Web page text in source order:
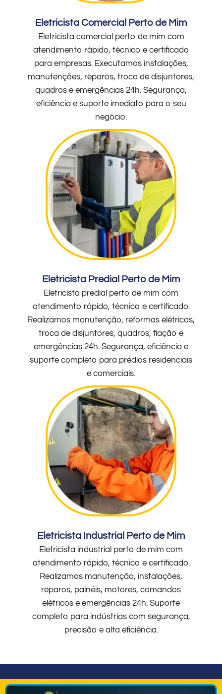
Eletricista Comercial Perto de Mim
Eletricista comercial perto de mim com
atendimento rápido, técnico e certificado
para empresas. Executamos instalações,
manutenções, reparos, troca de disjuntores,
quadros e emergências 24h. Segurança,
eficiência e suporte imediato para o seu
negócio.
Eletricista Predial Perto de Mim
Eletricista predial perto de mim com
atendimento rápido, técnico e certificado.
Realizamos manutenção, reformas elétricas,
troca de disjuntores, quadros, fiação e
emergências 24h. Segurança, eficiência e
suporte completo para prédios residenciais
e comerciais.
Eletricista Industrial Perto de Mim
Eletricista industrial perto de mim com
atendimento rápido, técnico e certificado.
Realizamos manutenção, instalações,
reparos, painéis, motores, comandos
elétricos e emergências 24h. Suporte
completo para indústrias com segurança,
precisão e alta eficiência.